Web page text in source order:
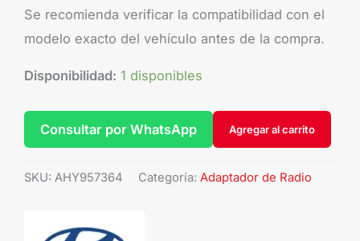
Se recomienda verificar la compatibilidad con el
modelo exacto del vehículo antes de la compra.
Disponibilidad: 1 disponibles
Agregar al carrito
Consultar por WhatsApp
SKU: AHY957364 Categoría: Adaptador de Radio